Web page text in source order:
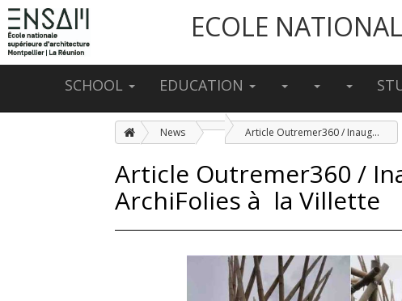
ECOLE
SCHOOL EDUCATION
News Article Outremer360 / Inauguration du Pavillon ArchiFolies à la Villette
Article Outremer360 /
ArchiFolies à la Villette